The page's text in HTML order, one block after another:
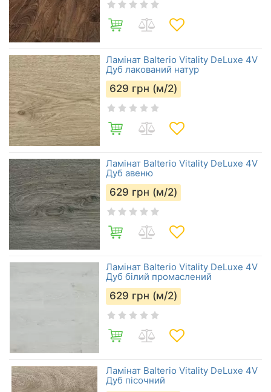
Ламінат Balterio Vitality DeLuxe 4V
Дуб лакований натур
629 грн (м/2)
Ламінат Balterio Vitality DeLuxe 4V
Дуб авеню
629 грн (м/2)
Ламінат Balterio Vitality DeLuxe 4V
Дуб білий промаслений
629 грн (м/2)
Ламінат Balterio Vitality DeLuxe 4V
Дуб пісочний